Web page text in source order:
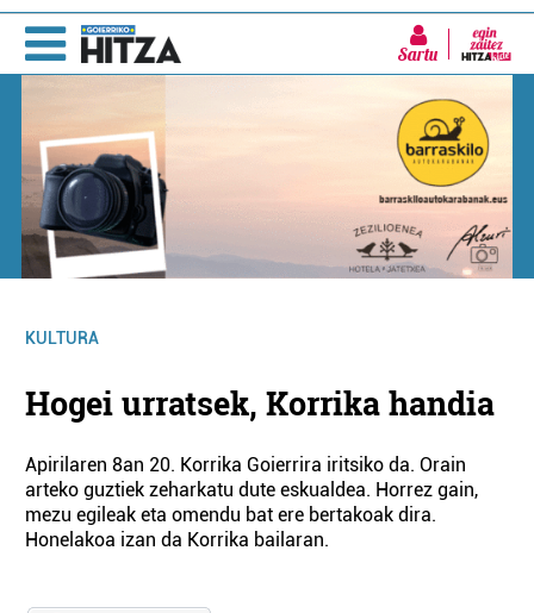
Sartu
KULTURA
Hogei urratsek, Korrika handia
Apirilaren 8an 20. Korrika Goierrira iritsiko da. Orain
arteko guztiek zeharkatu dute eskualdea. Horrez gain,
mezu egileak eta omendu bat ere bertakoak dira.
Honelakoa izan da Korrika bailaran.